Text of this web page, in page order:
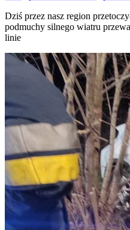
Dziś przez nasz region
podmuchy silnego wiatru
linie